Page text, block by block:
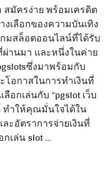
สมัครง่าย พร้อมเครดิต
เลือกของความบันเทิง
กมสล็อตออนไลน์ที่ได้รับ
านมา และหนึ่งในค่าย
ซึ่งมาพร้อมกับ
อกาสในการทำเงินที่
อกเล่นกับ “pgslot เว็บ
ทำให้คุณมั่นใจได้ใน
ะอัตราการจ่ายเงินที่
เล่น slot …